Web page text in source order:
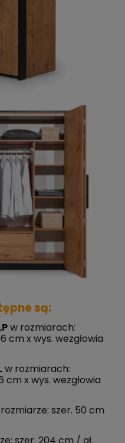
są:
w rozmiarach:
cm x wys. wezgłowia
w rozmiarach:
cm x wys. wezgłowia
szer. 50 cm
szer. 204 cm / gł.